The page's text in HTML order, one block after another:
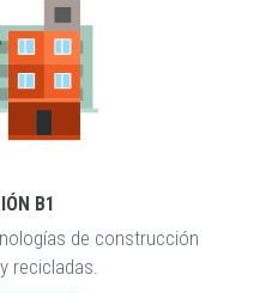
B1
de construcción
recicladas.